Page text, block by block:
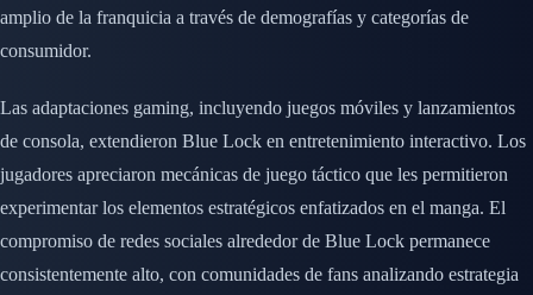
amplio de la franquicia a través de demografías y categorías de
consumidor.
Las adaptaciones gaming, incluyendo juegos móviles y lanzamientos
de consola, extendieron Blue Lock en entretenimiento interactivo. Los
jugadores apreciaron mecánicas de juego táctico que les permitieron
experimentar los elementos estratégicos enfatizados en el manga. El
compromiso de redes sociales alrededor de Blue Lock permanece
consistentemente alto, con comunidades de fans analizando estrategia